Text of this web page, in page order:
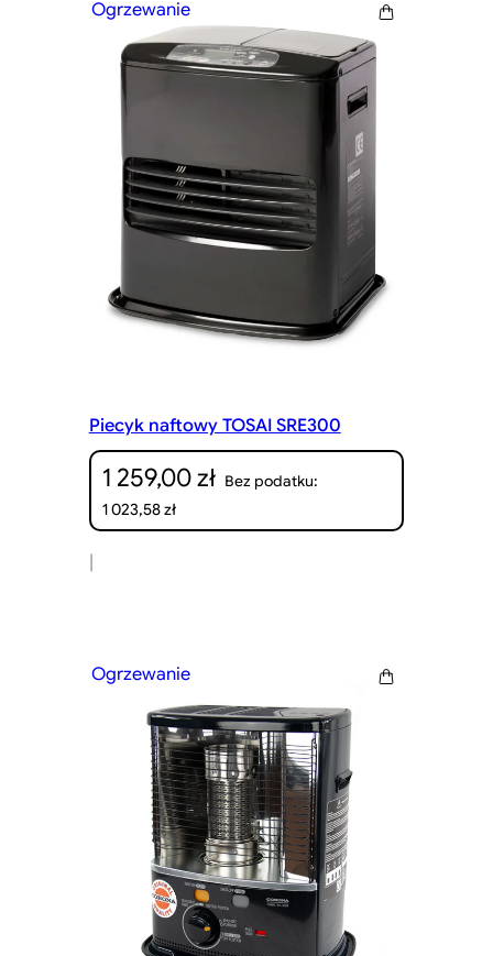
Ogrzewanie
Piecyk naftowy TOSAI SRE300
1 259,00zł Bez podatku:
1 023,58zł
|
Ogrzewanie